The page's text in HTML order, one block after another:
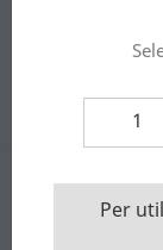
Puoi annullare
cerca le info di
Accetto le1
Per